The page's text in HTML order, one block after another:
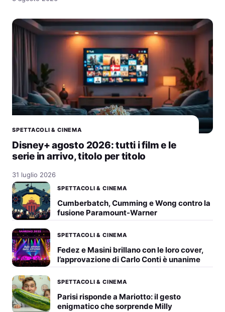
SPETTACOLI & CINEMA
Disney+ agosto 2026: tutti i film e le
serie in arrivo, titolo per titolo
31 luglio 2026
SPETTACOLI & CINEMA
Cumberbatch, Cumming e Wong contro la
fusione Paramount-Warner
SPETTACOLI & CINEMA
Fedez e Masini brillano con le loro cover,
l’approvazione di Carlo Conti è unanime
SPETTACOLI & CINEMA
Parisi risponde a Mariotto: il gesto
enigmatico che sorprende Milly